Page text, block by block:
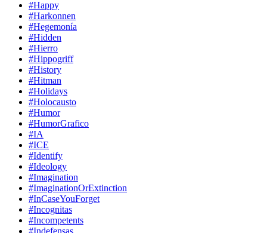
#Happy
#Harkonnen
#Hegemonía
#Hidden
#Hierro
#Hippogriff
#History
#Hitman
#Holidays
#Holocausto
#Humor
#HumorGrafico
#IA
#ICE
#Identify
#Ideology
#Imagination
#ImaginationOrExtinction
#InCaseYouForget
#Incognitas
#Incompetents